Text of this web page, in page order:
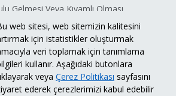
Gelmesi Veya Kıvamlı Olması
Meni Sızıntısı
Testis Torsiyonu
web sitesi, web sitemizin kalitesini
için istatistikler oluşturmak
veri toplamak için tanımlama
kullanır. Aşağıdaki butonlara
veya Çerez Politikası sayfasını
ederek çerezlerimizi kabul edebilir